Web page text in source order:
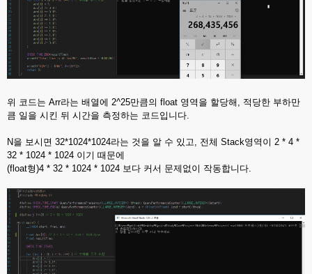
위 코드는 Arr라는 배열에 2^25만큼의 float 영역을 할당해, 적당한 부하만
큼 일을 시킨 뒤 시간을 측정하는 코드입니다.
N을 보시면 32*1024*1024라는 것을 알 수 있고, 전체 Stack영역이 2 * 4 *
32 * 1024 * 1024 이기 때문에
(float형)4 * 32 * 1024 * 1024 보다 커서 문제없이 작동합니다.